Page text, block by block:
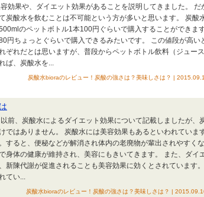
効果や、ダイエット効果があることを説明してきました。 だ
炭酸水を飲むことは不可能という方が多いと思います。 炭酸
のペットボトル1本100円ぐらいで購入することができま
円ちょっとぐらいで購入できるみたいです。 この値段が高い
ぞれだとは思いますが、普段からペットボトル飲料（ジュー
ば、炭酸水を...
炭酸水bioraのレビュー！炭酸の強さは？美味しさは？ |
前、炭酸水によるダイエット効果について記載しましたが、
ではありません。 炭酸水には美容効果もあるといわれていま
すると、便秘などが解消され体内の老廃物が輩出されやすくな
身体の健康が維持され、美容にもきいてきます。 また、ダイ
新陳代謝が促進されることも美容効果に効くとされています
てい...
炭酸水bioraのレビュー！炭酸の強さは？美味しさは？ |